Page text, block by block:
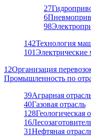
27
6
98
142Технология
101Электрические
12Организация
Промышленность по
39Аграрная
40Газовая отрасль
128Геологическая
16
31Нефтяная